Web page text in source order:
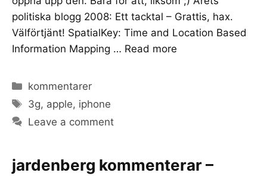
politiska blogg 2008: Ett tacktal – Grattis, hax.
Välförtjänt! SpatialKey: Time and Location Based
Information Mapping … Read more
Categories
kommentarer
Tags
3g, apple, iphone
Leave a comment
jardenberg kommenterar –